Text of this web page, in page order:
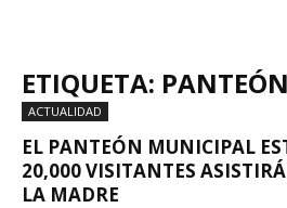
ETIQUETA: PANTEÓN
ACTUALIDAD
EL PANTEÓN MUNICIPAL
20,000 VISITANTES
LA MADRE